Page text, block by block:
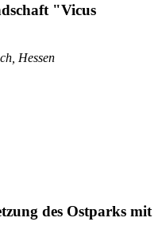
"Vicus
Hessen
des Ostparks mit